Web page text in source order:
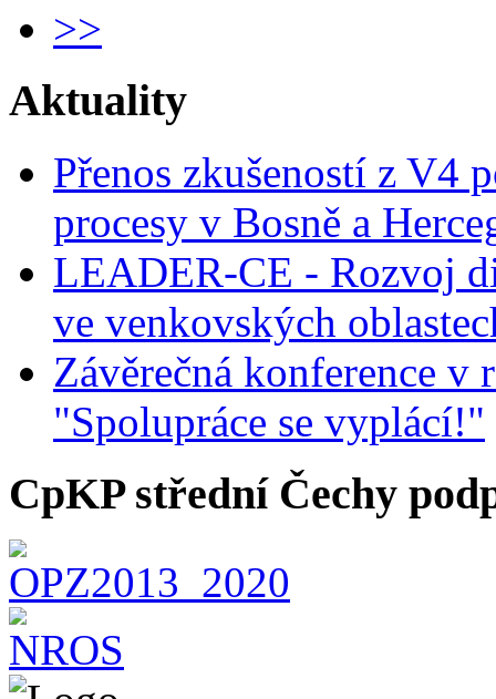
>>
Aktuality
Přenos zkušeností z V4
procesy v Bosně a
LEADER-CE - Rozvoj
ve venkovských
Závěrečná konference v
"Spolupráce se vyplácí!"
CpKP střední Čechy